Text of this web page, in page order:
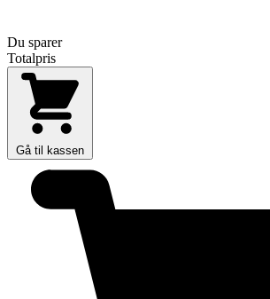
Du sparer
Totalpris
Gå til kassen